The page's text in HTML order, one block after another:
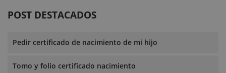
POST DESTACADOS
Pedir certificado de nacimiento de mi hijo
Tomo y folio certificado nacimiento